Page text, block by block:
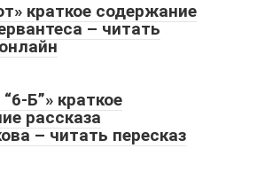
краткое содержание
– читать
Б”» краткое
рассказа
– читать пересказ